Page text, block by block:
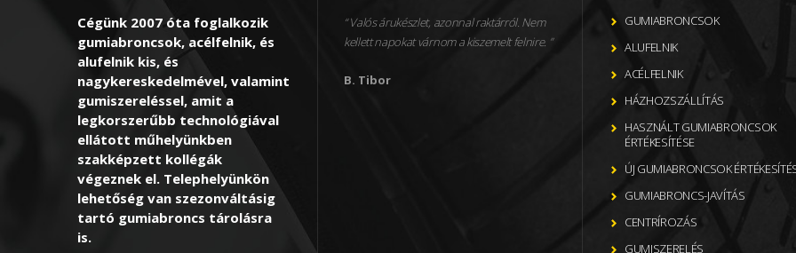
Cégünk 2007 óta foglalkozik
gumiabroncsok, acélfelnik, és
alufelnik kis, és
nagykereskedelmével, valamint
gumiszereléssel, amit a
legkorszerűbb technológiával
ellátott műhelyünkben
szakképzett kollégák
végeznek el. Telephelyünkön
lehetőség van szezonváltásig
tartó gumiabroncs tárolásra
is.
Valós árukészlet, azonnal raktárról. Nem
kellett napokat várnom a kiszemelt felnire.
B. Tibor
GUMIABRONCSOK
ALUFELNIK
ACÉLFELNIK
HÁZHOZSZÁLLÍTÁS
HASZNÁLT GUMIABRONCSOK
ÉRTÉKESÍTÉSE
ÚJ GUMIABRONCSOK
GUMIABRONCS-JAVÍTÁS
CENTRÍROZÁS
GUMISZERELÉS